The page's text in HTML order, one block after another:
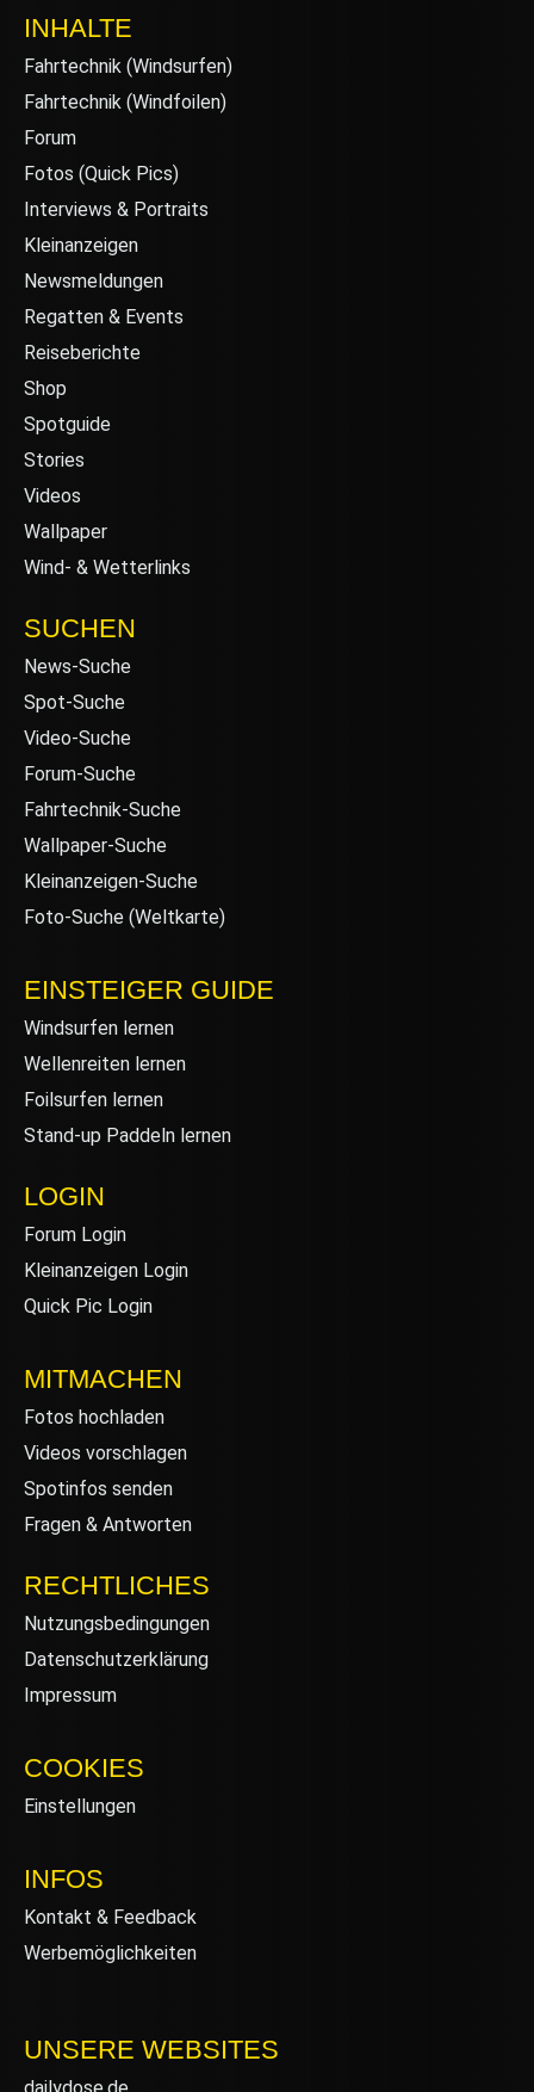
INHALTE
Fahrtechnik (Windsurfen)
Fahrtechnik (Windfoilen)
Forum
Fotos (Quick Pics)
Interviews & Portraits
Kleinanzeigen
Newsmeldungen
Regatten & Events
Reiseberichte
Shop
Spotguide
Stories
Videos
Wallpaper
Wind- & Wetterlinks
SUCHEN
News-Suche
Spot-Suche
Video-Suche
Forum-Suche
Fahrtechnik-Suche
Wallpaper-Suche
Kleinanzeigen-Suche
Foto-Suche (Weltkarte)
EINSTEIGER GUIDE
Windsurfen lernen
Wellenreiten lernen
Foilsurfen lernen
Stand-up Paddeln lernen
LOGIN
Forum Login
Kleinanzeigen Login
Quick Pic Login
MITMACHEN
Fotos hochladen
Videos vorschlagen
Spotinfos senden
Fragen & Antworten
RECHTLICHES
Nutzungsbedingungen
Datenschutzerklärung
Impressum
COOKIES
Einstellungen
INFOS
Kontakt & Feedback
Werbemöglichkeiten
UNSERE WEBSITES